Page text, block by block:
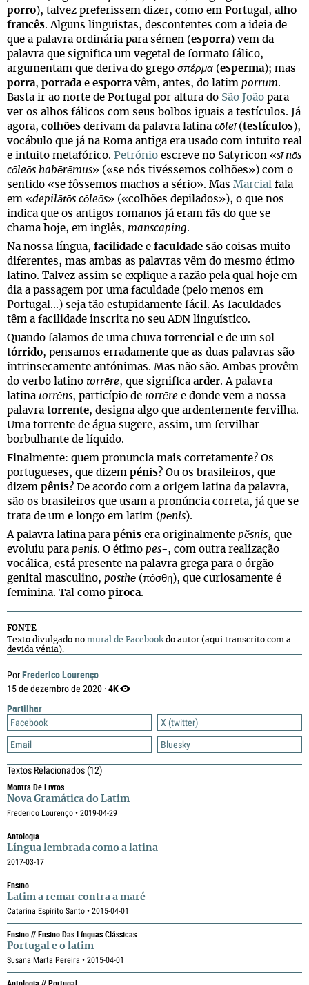
PorFrederico Lourenço
15 de dezembro de 2020 ·4K
Partilhar
Facebook
X (twitter)
Email
Bluesky
Textos Relacionados(12)
Montra De Livros
Nova Gramática do Latim
Frederico Lourenço • 2019-04-29
Antologia
Língua lembrada como a latina
2017-03-17
Ensino
Latim a remar contra a maré
Catarina Espírito Santo • 2015-04-01
Ensino // Ensino Das Línguas Clássicas
Portugal e o latim
Susana Marta Pereira • 2015-04-01
porro), talvez preferissem dizer, como em Portugal, alho
francês. Alguns linguistas, descontentes com a ideia de
que a palavra ordinária para sémen (esporra) vem da
palavra que significa um vegetal de formato fálico,
argumentam que deriva do grego σπέρμα (esperma); mas
porra, porradae esporravêm, antes, do latim porrum.
Basta ir ao norte de Portugal por altura do São João para
ver os alhos fálicos com seus bolbos iguais a testículos. Já
agora, colhões derivam da palavra latina cōleī(testículos),
vocábulo que já na Roma antiga era usado com intuito real
e intuito metafórico. Petrónio escreve no Satyricon «sī nōs
cōleōs habērēmus» («se nós tivéssemos colhões») com o
sentido «se fôssemos machos a sério». Mas Marcial fala
em «depilātōs cōleōs» («colhões depilados»), o que nos
indica que os antigos romanos já eram fãs do que se
chama hoje, em inglês, manscaping.
Na nossa língua, facilidade e faculdade são coisas muito
diferentes, mas ambas as palavras vêm do mesmo étimo
latino. Talvez assim se explique a razão pela qual hoje em
dia a passagem por uma faculdade (pelo menos em
Portugal...) seja tão estupidamente fácil. As faculdades
têm a facilidade inscrita no seu ADN linguístico.
Quando falamos de uma chuva torrencial e de um sol
tórrido, pensamos erradamente que as duas palavras são
intrinsecamente antónimas. Mas não são. Ambas provêm
do verbo latino torrēre, que significa arder. A palavra
latina torrēns, particípio de torrēre e donde vem a nossa
palavra torrente, designa algo que ardentemente fervilha.
Uma torrente de água sugere, assim, um fervilhar
borbulhante de líquido.
Finalmente: quem pronuncia mais corretamente? Os
portugueses, que dizem pénis? Ou os brasileiros, que
dizem pênis? De acordo com a origem latina da palavra,
são os brasileiros que usam a pronúncia correta, já que se
trata de um e longo em latim (pēnis).
A palavra latina para pénis era originalmente pĕsnis, que
evoluiu para pēnis. O étimo pes-, com outra realização
vocálica, está presente na palavra grega para o órgão
genital masculino, posthē (πόσθη), que curiosamente é
feminina. Tal como piroca.
FONTE
Texto divulgado no mural de Facebookdo autor (aqui transcrito com a
devida vénia).